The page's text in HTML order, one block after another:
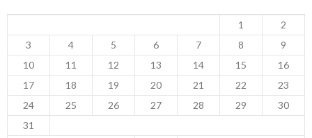
1
2
3
4 5 6 7 8
9
10
11 12 13 14 15
16
17
18 19 20 21 22
23
24
25 26 27 28 29
30
31